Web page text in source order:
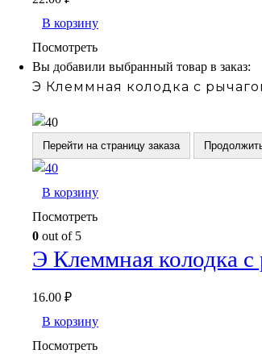
В корзину
Посмотреть
Вы добавили выбранный товар в заказ:
Э Клеммная колодка с
Перейти на страницу заказа
В корзину
Посмотреть
0 out of 5
Э Клеммная колодка
16.00 ₽
В корзину
Посмотреть